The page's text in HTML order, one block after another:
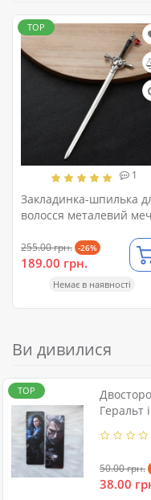
TOP
1
Закладинка-шпилька
волосся металевий меч
255.00 грн. -26%
189.00 грн.
Немає в наявності
Ви дивилися
TOP
Геральт
50.00 грн.
38.00